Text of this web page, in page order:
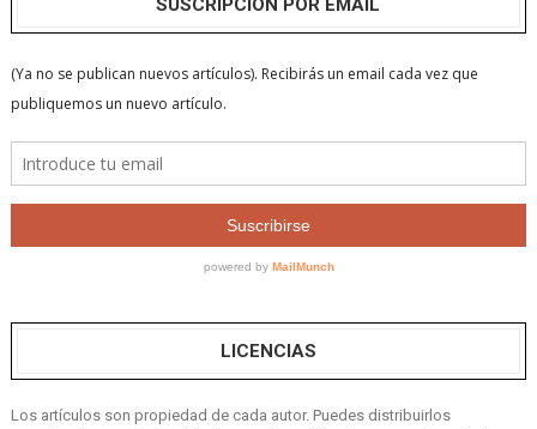
SUSCRIPCIÓN POR EMAIL
LICENCIAS
Los artículos son propiedad de cada autor. Puedes distribuirlos